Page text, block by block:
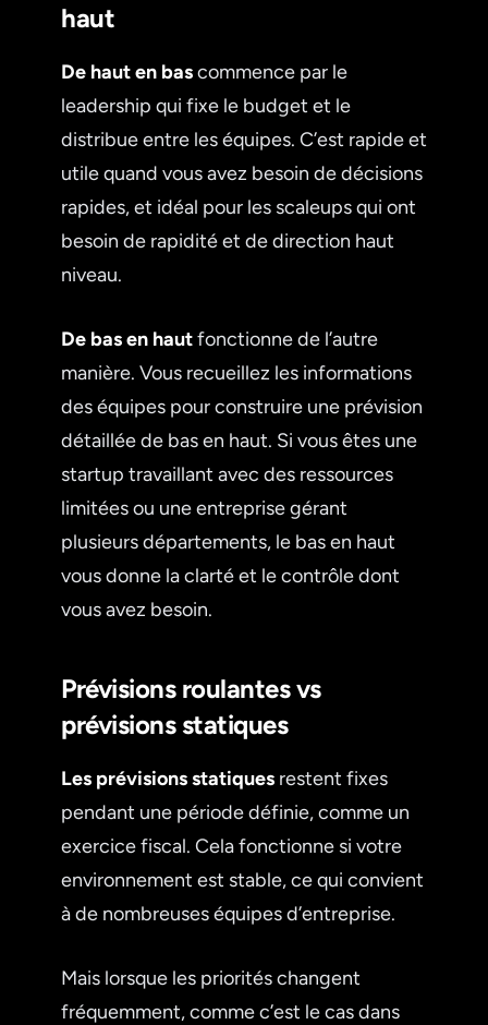
haut
De haut en bascommence par le
leadership qui fixe le budget et le
distribue entre les équipes. C’est rapide et
utile quand vous avez besoin de décisions
rapides, et idéal pour les scaleups qui ont
besoin de rapidité et de direction haut
niveau.
De bas en hautfonctionne de l’autre
manière. Vous recueillez les informations
des équipes pour construire une prévision
détaillée de bas en haut. Si vous êtes une
startup travaillant avec des ressources
limitées ou une entreprise gérant
plusieurs départements, le bas en haut
vous donne la clarté et le contrôle dont
vous avez besoin.
Prévisions roulantes vs
prévisions statiques
Les prévisions statiques restent fixes
pendant une période définie, comme un
exercice fiscal. Cela fonctionne si votre
environnement est stable, ce qui convient
à de nombreuses équipes d’entreprise.
Mais lorsque les priorités changent
fréquemment, comme c’est le cas dans